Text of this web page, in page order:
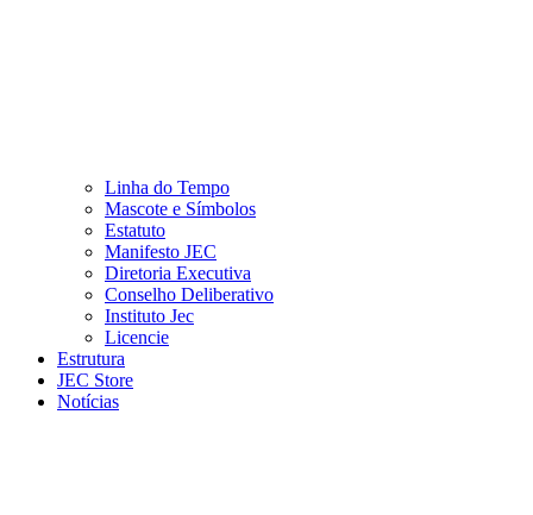
Linha do Tempo
Mascote e Símbolos
Estatuto
Manifesto JEC
Diretoria Executiva
Conselho Deliberativo
Instituto Jec
Licencie
Estrutura
JEC Store
Notícias